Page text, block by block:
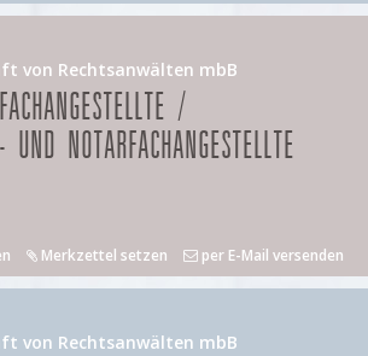
von Rechtsanwälten mbB
/
UND NOTARFACHANGESTELLTE
Merkzettel setzen per E-Mail versenden
von Rechtsanwälten mbB